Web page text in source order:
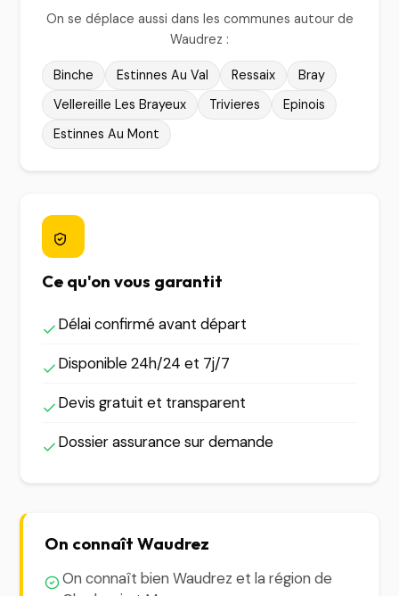
On se déplace aussi dans les communes autour de
Waudrez :
Binche Estinnes Au Val Ressaix
Bray
Vellereille Les Brayeux
Trivieres
Epinois
Estinnes Au Mont
Ce qu'on vous garantit
Délai confirmé avant départ
Disponible 24h/24 et 7j/7
Devis gratuit et transparent
Dossier assurance sur demande
On connaît Waudrez
On connaît bien Waudrez et la région de